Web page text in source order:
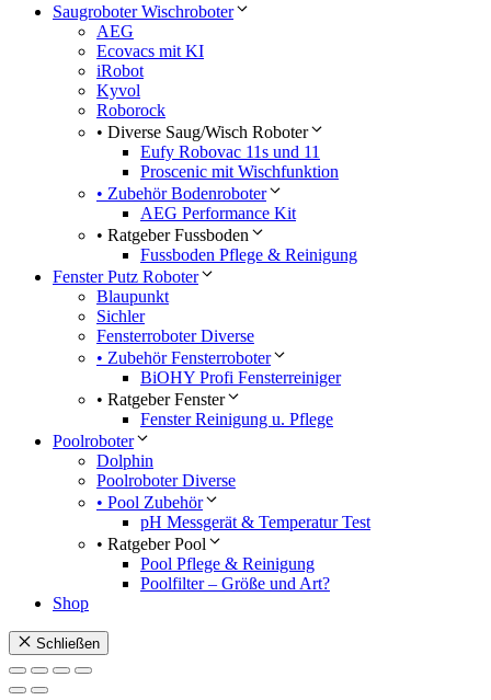
Saugroboter Wischroboter
AEG
Ecovacs mit KI
iRobot
Kyvol
Roborock
• Diverse Saug/Wisch Roboter
Eufy Robovac 11s und 11
Proscenic mit Wischfunktion
• Zubehör Bodenroboter
AEG Performance Kit
• Ratgeber Fussboden
Fussboden Pflege & Reinigung
Fenster Putz Roboter
Blaupunkt
Sichler
Fensterroboter Diverse
• Zubehör Fensterroboter
BiOHY Profi Fensterreiniger
• Ratgeber Fenster
Fenster Reinigung u. Pflege
Poolroboter
Dolphin
Poolroboter Diverse
• Pool Zubehör
pH Messgerät & Temperatur Test
• Ratgeber Pool
Pool Pflege & Reinigung
Poolfilter – Größe und Art?
Shop
Schließen